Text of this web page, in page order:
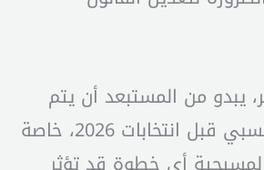
يبدو من المستبعد أن يتم
تعديل القانون النسبي قبل انتخابات 2026، خاصة